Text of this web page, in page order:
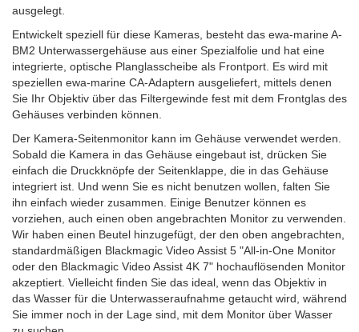
ausgelegt.
Entwickelt speziell für diese Kameras, besteht das ewa-marine A-
BM2 Unterwassergehäuse aus einer Spezialfolie und hat eine
integrierte, optische Planglasscheibe als Frontport. Es wird mit
speziellen ewa-marine CA-Adaptern ausgeliefert, mittels denen
Sie Ihr Objektiv über das Filtergewinde fest mit dem Frontglas des
Gehäuses verbinden können.
Der Kamera-Seitenmonitor kann im Gehäuse verwendet werden.
Sobald die Kamera in das Gehäuse eingebaut ist, drücken Sie
einfach die Druckknöpfe der Seitenklappe, die in das Gehäuse
integriert ist. Und wenn Sie es nicht benutzen wollen, falten Sie
ihn einfach wieder zusammen. Einige Benutzer können es
vorziehen, auch einen oben angebrachten Monitor zu verwenden.
Wir haben einen Beutel hinzugefügt, der den oben angebrachten,
standardmäßigen Blackmagic Video Assist 5 "All-in-One Monitor
oder den Blackmagic Video Assist 4K 7" hochauflösenden Monitor
akzeptiert. Vielleicht finden Sie das ideal, wenn das Objektiv in
das Wasser für die Unterwasseraufnahme getaucht wird, während
Sie immer noch in der Lage sind, mit dem Monitor über Wasser